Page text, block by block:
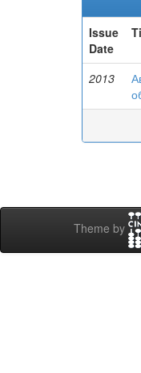
Issue
Date
2013
Theme by